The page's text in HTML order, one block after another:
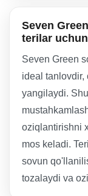
Seven
terilar
Seven Green
ideal tanlovdir,
yangilaydi.
oziqlantirishni
mos keladi.
sovun
tozalaydi va